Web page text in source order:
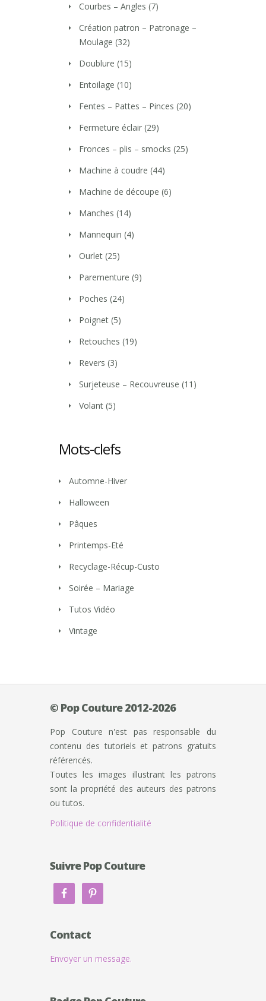
Courbes – Angles (7)
Création patron – Patronage –
Moulage (32)
Doublure (15)
Entoilage (10)
Fentes – Pattes – Pinces (20)
Fermeture éclair (29)
Fronces – plis – smocks (25)
Machine à coudre (44)
Machine de découpe (6)
Manches (14)
Mannequin (4)
Ourlet (25)
Parementure (9)
Poches (24)
Poignet (5)
Retouches (19)
Revers (3)
Surjeteuse – Recouvreuse (11)
Volant (5)
Mots-clefs
Automne-Hiver
Halloween
Pâques
Printemps-Eté
Recyclage-Récup-Custo
Soirée – Mariage
Tutos Vidéo
Vintage
© Pop Couture 2012-2026
Pop Couture n'est pas responsable du
contenu des tutoriels et patrons gratuits
référencés.
Toutes les images illustrant les patrons
sont la propriété des auteurs des patrons
ou tutos.
Politique de confidentialité
Suivre Pop Couture
Contact
Envoyer un message.